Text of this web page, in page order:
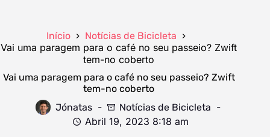
Início Notícias de Bicicleta
Vai uma paragem para o café no seu passeio? Zwift
tem-no coberto
Vai uma paragem para o café no seu passeio? Zwift
tem-no coberto
Jónatas
Notícias de Bicicleta
Abril 19, 2023 8:18 am